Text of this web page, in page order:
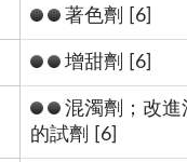
著色劑 [6]
增甜劑 [6]
混濁劑；改進
的試劑 [6]